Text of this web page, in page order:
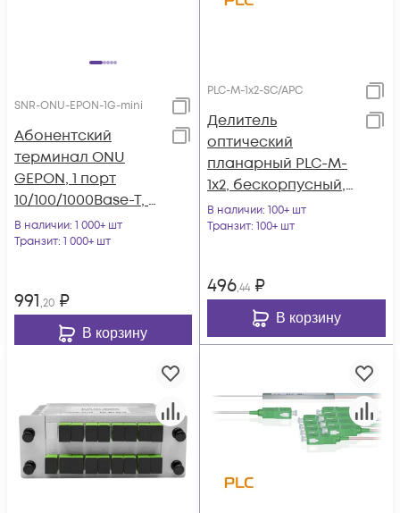
SNR-ONU-EPON-1G-mini
Абонентский
терминал ONU
GEPON, 1 порт
10/100/1000Base-T, в
мини корпусе,
совместим с
В наличии: 1 000+ шт
Транзит: 1 000+ шт
991,20 ₽
В корзину
PLC-M-1x2-SC/APC
Делитель
оптический
планарный PLC-M-
1x2, бескорпусный,
разъемы SC/APC
В наличии: 100+ шт
Транзит: 100+ шт
496,44 ₽
В корзину